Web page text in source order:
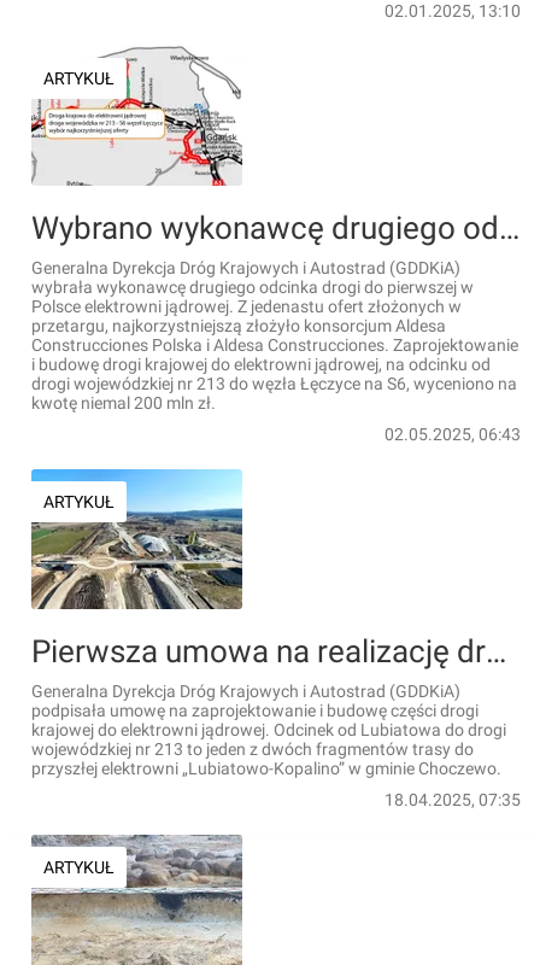
02.01.2025, 13:10
ARTYKUŁ
Wybrano wykonawcę drugiego odcinka drogi do elektrowni jądrowej
Generalna Dyrekcja Dróg Krajowych i Autostrad (GDDKiA)
wybrała wykonawcę drugiego odcinka drogi do pierwszej w
Polsce elektrowni jądrowej. Z jedenastu ofert złożonych w
przetargu, najkorzystniejszą złożyło konsorcjum Aldesa
Construcciones Polska i Aldesa Construcciones. Zaprojektowanie
i budowę drogi krajowej do elektrowni jądrowej, na odcinku od
drogi wojewódzkiej nr 213 do węzła Łęczyce na S6, wyceniono na
kwotę niemal 200 mln zł.
02.05.2025, 06:43
ARTYKUŁ
Pierwsza umowa na realizację drogi krajowej do elektrowni jądrowej
Generalna Dyrekcja Dróg Krajowych i Autostrad (GDDKiA)
podpisała umowę na zaprojektowanie i budowę części drogi
krajowej do elektrowni jądrowej. Odcinek od Lubiatowa do drogi
wojewódzkiej nr 213 to jeden z dwóch fragmentów trasy do
przyszłej elektrowni „Lubiatowo-Kopalino” w gminie Choczewo.
18.04.2025, 07:35
ARTYKUŁ